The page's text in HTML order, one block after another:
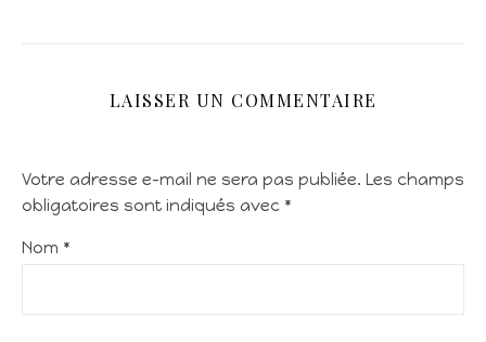
LAISSER UN COMMENTAIRE
Votre adresse e-mail ne sera pas publiée. Les champs
obligatoires sont indiqués avec *
Nom *